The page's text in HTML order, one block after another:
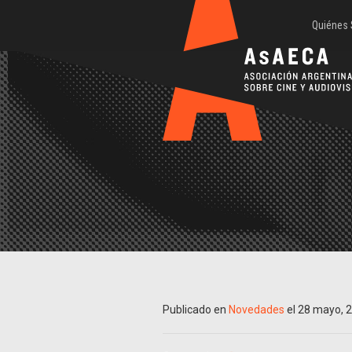
Quiénes
Publicado en Novedades el 28 mayo,